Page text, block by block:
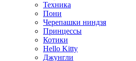
Техника
Пони
Черепашки ниндзя
Принцессы
Котики
Hello Kitty
Джунгли